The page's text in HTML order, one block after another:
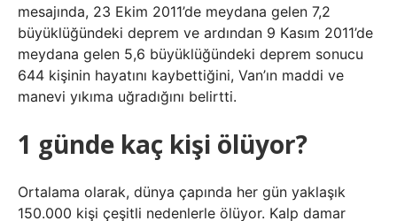
mesajında, 23 Ekim 2011’de meydana gelen 7,2
büyüklüğündeki deprem ve ardından 9 Kasım 2011’de
meydana gelen 5,6 büyüklüğündeki deprem sonucu
644 kişinin hayatını kaybettiğini, Van’ın maddi ve
manevi yıkıma uğradığını belirtti.
1 günde kaç kişi ölüyor?
Ortalama olarak, dünya çapında her gün yaklaşık
150.000 kişi çeşitli nedenlerle ölüyor. Kalp damar